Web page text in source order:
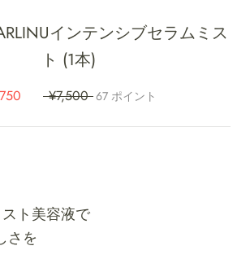
インテンシブセラムミス
ト (1本)
¥7,500 67 ポイント
ト美容液で
さを